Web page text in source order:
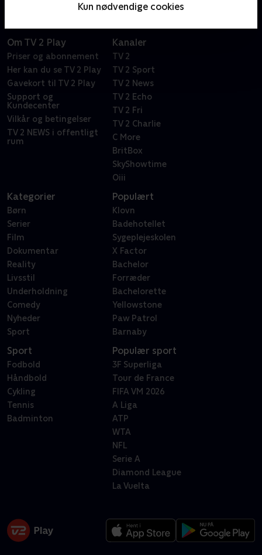
Kun nødvendige cookies
Om TV 2 Play
Priser og abonnement
Her kan du se TV 2 Play
Gavekort til TV 2 Play
Support og
Kundecenter
Vilkår og betingelser
TV 2 NEWS i offentligt
rum
Kanaler
TV 2
TV 2 Sport
TV 2 News
TV 2 Echo
TV 2 Fri
TV 2 Charlie
C More
BritBox
SkyShowtime
Oiii
Kategorier
Børn
Serier
Film
Dokumentar
Reality
Livsstil
Underholdning
Comedy
Nyheder
Sport
Populært
Klovn
Badehotellet
Sygeplejeskolen
X Factor
Bachelor
Forræder
Bachelorette
Yellowstone
Paw Patrol
Barnaby
Sport
Fodbold
Håndbold
Cykling
Tennis
Badminton
Populær sport
3F Superliga
Tour de France
FIFA VM 2026
A Liga
ATP
WTA
NFL
Serie A
Diamond League
La Vuelta